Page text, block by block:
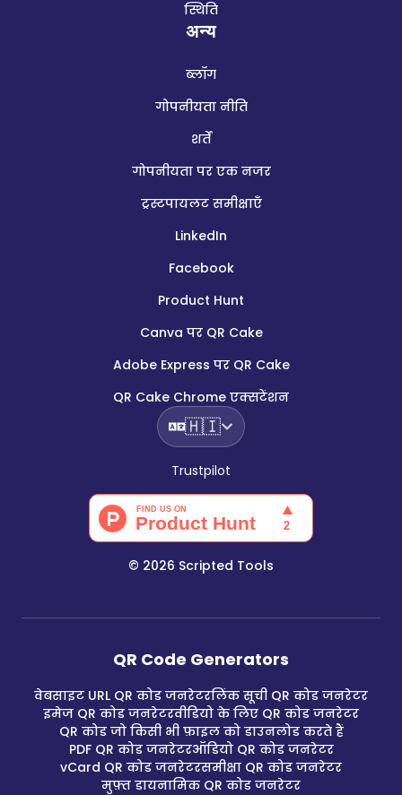
स्थिति
अन्य
ब्लॉग
गोपनीयता नीति
शर्तें
गोपनीयता पर एक नजर
ट्रस्टपायलट समीक्षाएँ
LinkedIn
Facebook
Product Hunt
Canva पर QR Cake
Adobe Express पर QR Cake
QR Cake Chrome एक्सटेंशन
🇭🇮
Trustpilot
© 2026 Scripted Tools
QR Code Generators
वेबसाइट URL QR कोड जनरेटरलिंक सूची QR कोड जनरेटर
इमेज QR कोड जनरेटरवीडियो के लिए QR कोड जनरेटर
QR कोड जो किसी भी फ़ाइल को डाउनलोड करते हैं
PDF QR कोड जनरेटरऑडियो QR कोड जनरेटर
vCard QR कोड जनरेटरसमीक्षा QR कोड जनरेटर
मुफ़्त डायनामिक QR कोड जनरेटर